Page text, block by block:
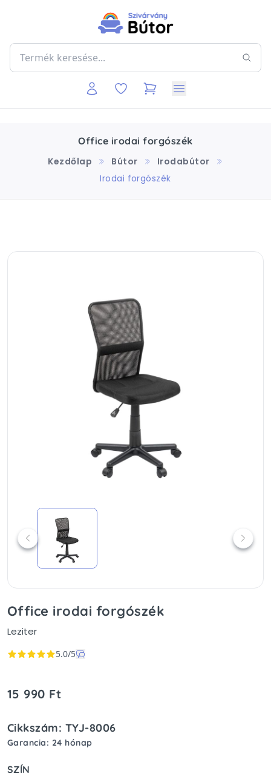
Office irodai forgószék
Kezdőlap
Bútor
Irodabútor
Irodai forgószék
Office irodai forgószék
Leziter
5.0/5
15 990 Ft
Cikkszám: TYJ-8006
Garancia: 24 hónap
SZÍN